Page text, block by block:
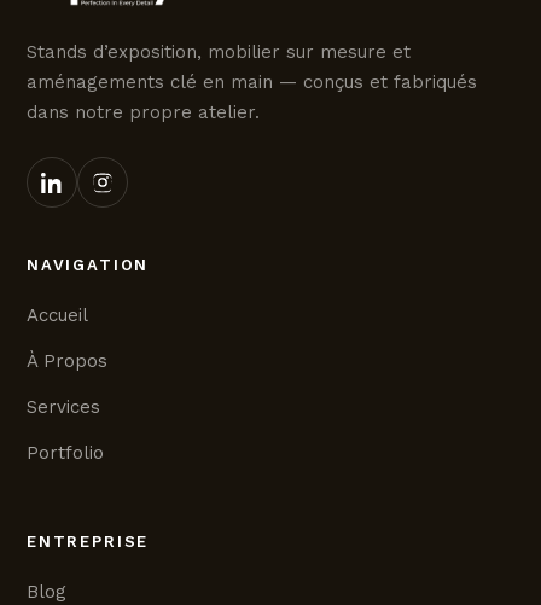
Stands d’exposition, mobilier sur mesure et
aménagements clé en main — conçus et fabriqués
dans notre propre atelier.
NAVIGATION
Accueil
À Propos
Services
Portfolio
ENTREPRISE
Blog